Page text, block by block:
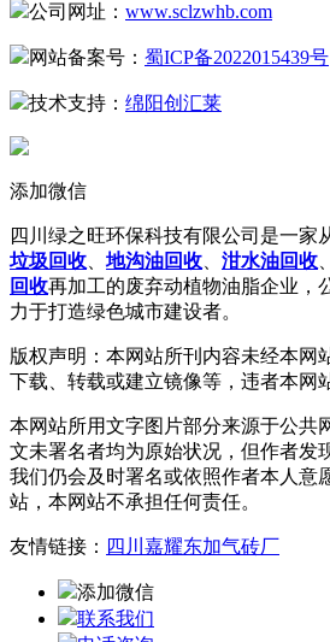
公司网址： www.sclzwhb.com
网站备案号： 蜀ICP备2022015439号
技术支持： 绵阳创汇莱
添加微信
四川绿之旺环保科技有限公司是一家
垃圾回收
地沟油回收 泔水油回收
回收再加工的废弃动植物油脂企业，
力于打造绿色城市建设者。
版权声明：本网站所刊内容未经本网
下载、转载或建立镜像等，违者本网
本网站所用文字图片部分来源于公共
文未署名者均为原始状况，但作者发
我们仍会及时署名或依照作者本人意
站，本网站不承担任何责任。
友情链接： 四川嘉耀东加气砖厂
添加微信
联系我们